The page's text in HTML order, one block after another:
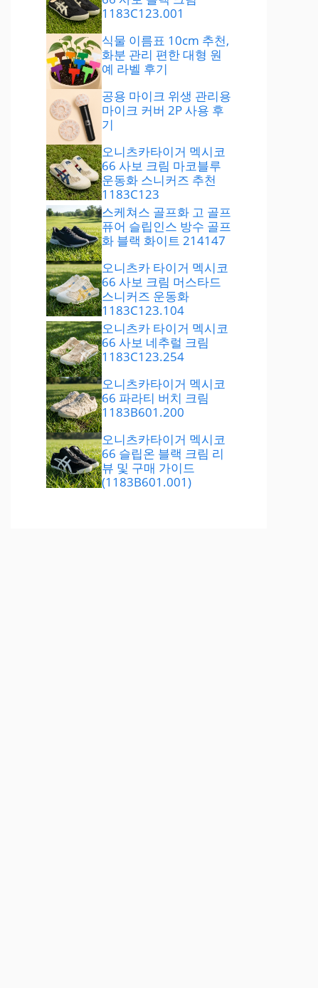
1183C123.001
식물 이름표 10cm 추천,
화분 관리 편한 대형 원
예 라벨 후기
공용 마이크 위생 관리용
마이크 커버 2P 사용 후
기
오니츠카타이거 멕시코
66 사보 크림 마코블루
운동화 스니커즈 추천
1183C123
스케쳐스 골프화 고 골프
퓨어 슬립인스 방수 골프
화 블랙 화이트 214147
오니츠카 타이거 멕시코
66 사보 크림 머스타드
스니커즈 운동화
1183C123.104
오니츠카 타이거 멕시코
66 사보 네추럴 크림
1183C123.254
오니츠카타이거 멕시코
66 파라티 버치 크림
1183B601.200
오니츠카타이거 멕시코
66 슬립온 블랙 크림 리
뷰 및 구매 가이드
(1183B601.001)